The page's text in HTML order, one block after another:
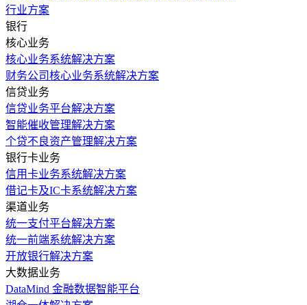
行业方案
银行
核心业务
核心业务系统解决方案
财务公司核心业务系统解决方案
信贷业务
信贷业务平台解决方案
智能催收管理解决方案
个贷不良资产管理解决方案
银行卡业务
信用卡业务系统解决方案
借记卡及IC卡系统解决方案
渠道业务
统一支付平台解决方案
统一前端系统解决方案
开放银行解决方案
大数据业务
DataMind 金融数据智能平台